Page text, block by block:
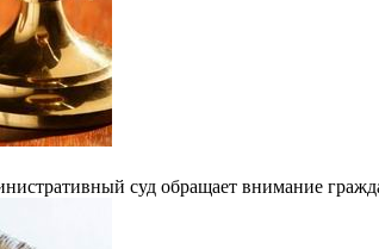
суд обращает внимание